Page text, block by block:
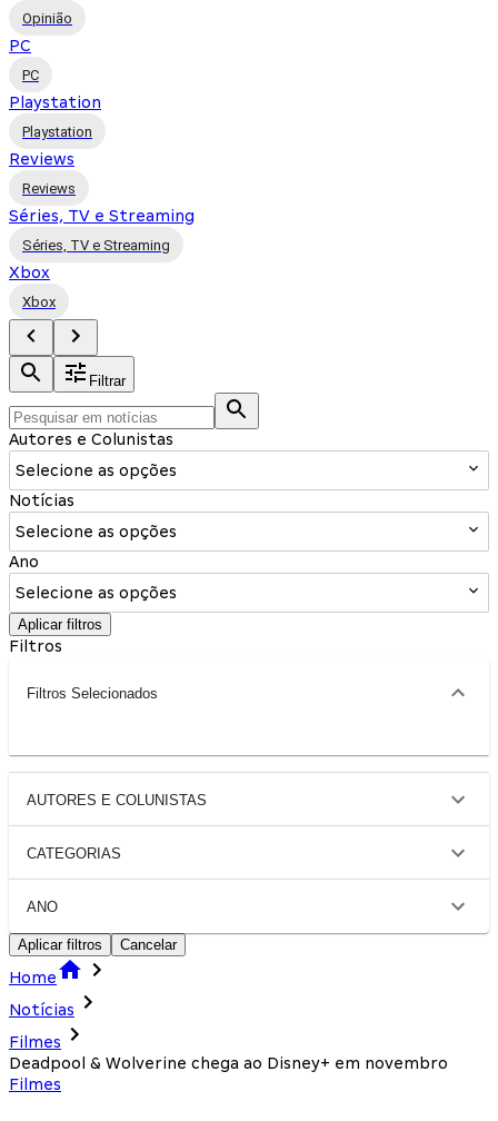
Opinião
PC
PC
Playstation
Playstation
Reviews
Reviews
Séries, TV e Streaming
Séries, TV e Streaming
Xbox
Xbox
Filtrar
Autores e Colunistas
Selecione as opções
Notícias
Selecione as opções
Ano
Selecione as opções
Aplicar filtros
Filtros
Filtros Selecionados
AUTORES E COLUNISTAS
CATEGORIAS
ANO
Aplicar filtros Cancelar
Home
Notícias
Filmes
Deadpool & Wolverine chega ao Disney+ em novembro
Filmes